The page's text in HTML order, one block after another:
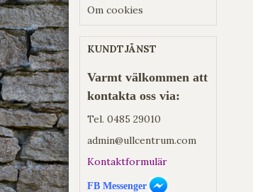
Om cookies
KUNDTJÄNST
Varmt välkommen att
kontakta oss via:
Tel. 0485 29010
admin@ullcentrum.com
Kontaktformulär
FB Messenger